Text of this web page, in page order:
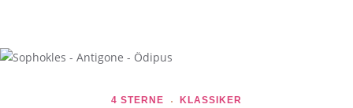
4 STERNE KLASSIKER